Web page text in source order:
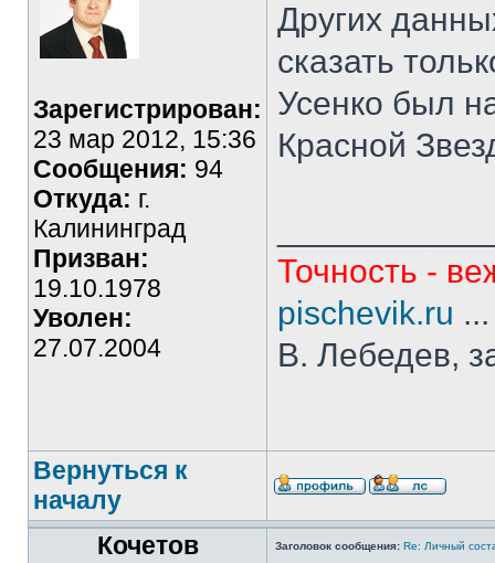
Зарегистрирован:
23 мар 2012, 15:36
Сообщения: 94
Откуда: г.
Калининград
Призван:
19.10.1978
Уволен:
27.07.2004
Других
сказать
Усенко был
Красной
Точность -
pischevik.ru
В. Лебедев,
Вернуться к
началу
Кочетов
Заголовок сообщения: Re: Личный